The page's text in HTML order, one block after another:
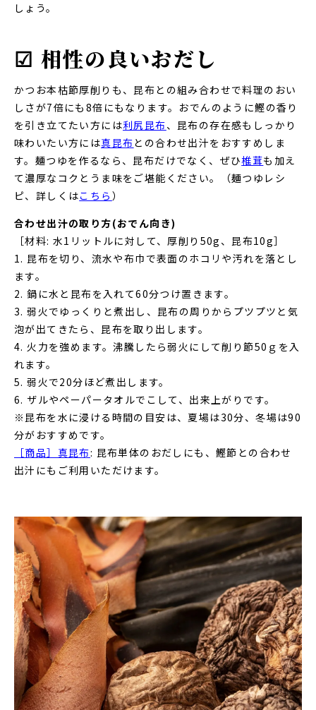
しょう。
☑ 相性の良いおだし
かつお本枯節厚削りも、昆布との組み合わせで料理のおい
しさが7倍にも8倍にもなります。おでんのように鰹の香り
を引き立てたい方には利尻昆布、昆布の存在感もしっかり
味わいたい方には真昆布との合わせ出汁をおすすめしま
す。麺つゆを作るなら、昆布だけでなく、ぜひ椎茸も加え
て濃厚なコクとうま味をご堪能ください。（麺つゆレシ
ピ、詳しくはこちら ）
合わせ出汁の取り方(おでん向き)
［材料: 水1リットルに対して、厚削り50g、昆布10g］
1. 昆布を切り、流水や布巾で表面のホコリや汚れを落とし
ます。
2. 鍋に水と昆布を入れて60分つけ置きます。
3. 弱火でゆっくりと煮出し、昆布の周りからプツプツと気
泡が出てきたら、昆布を取り出します。
4. 火力を強めます。沸騰したら弱火にして削り節50ｇを入
れます。
5. 弱火で20分ほど煮出します。
6. ザルやペーパータオルでこして、出来上がりです。
※昆布を水に浸ける時間の目安は、夏場は30分、冬場は90
分がおすすめです。
［商品］真昆布: 昆布単体のおだしにも、鰹節との合わせ
出汁にもご利用いただけます。